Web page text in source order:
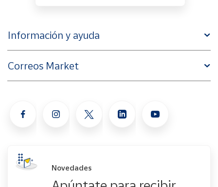
Información y ayuda
Correos Market
Novedades